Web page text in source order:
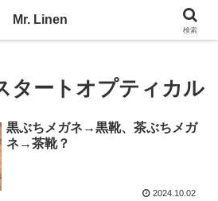
No Linen, No Life
タートオプティカル
黒ぶちメガネ→黒靴、茶ぶちメガ
ネ→茶靴？
2024.10.02
Mr. Linen
検索